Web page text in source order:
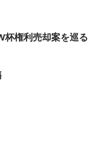
杯権利売却案を巡る